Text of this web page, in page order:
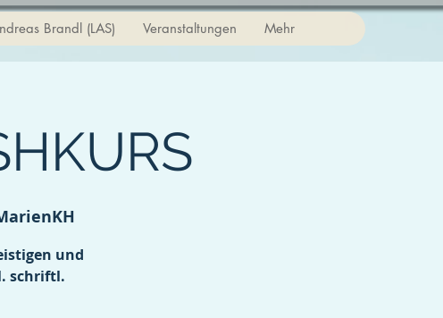
Brandl (LAS) Veranstaltungen Mehr
und
schriftl.